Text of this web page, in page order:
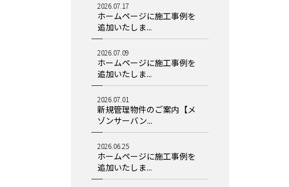
2026.07.17
ホームページに施工事例を
追加いたしま...
2026.07.09
ホームページに施工事例を
追加いたしま...
2026.07.01
新規管理物件のご案内【メ
ゾンサーバン...
2026.06.25
ホームページに施工事例を
追加いたしま...